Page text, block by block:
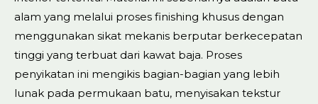
alam yang melalui proses finishing khusus dengan
menggunakan sikat mekanis berputar berkecepatan
tinggi yang terbuat dari kawat baja. Proses
penyikatan ini mengikis bagian-bagian yang lebih
lunak pada permukaan batu, menyisakan tekstur